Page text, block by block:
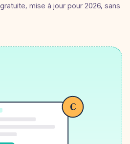
mise à jour pour 2026, sans
€